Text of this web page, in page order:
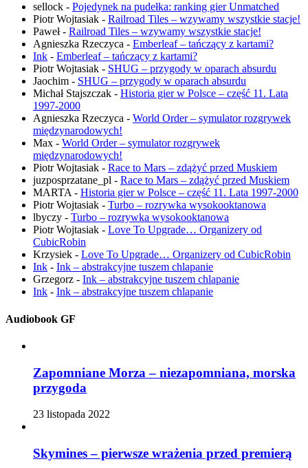
sellock - Pojedynek na pudełka: ranking gier Unmatched
Piotr Wojtasiak - Railroad Tiles – wzywamy wszystkie stacje!
Paweł- Railroad Tiles – wzywamy wszystkie stacje!
Agnieszka Rzeczyca - Emberleaf – tańczący z kartami?
Ink - Emberleaf – tańczący z kartami?
Piotr Wojtasiak - SHUG – przygody w oparach absurdu
Jaochim - SHUG – przygody w oparach absurdu
Michał Stajszczak - Historia gier w Polsce – część 11. Lata
1997-2000
Agnieszka Rzeczyca - World Order – symulator rozgrywek
międzynarodowych!
Max - World Order – symulator rozgrywek
międzynarodowych!
Piotr Wojtasiak - Race to Mars – zdążyć przed Muskiem
juzposprzatane_pl - Race to Mars – zdążyć przed Muskiem
MARTA - Historia gier w Polsce – część 11. Lata 1997-2000
Piotr Wojtasiak - Turbo – rozrywka wysokooktanowa
lbyczy - Turbo – rozrywka wysokooktanowa
Piotr Wojtasiak - Love To Upgrade… Organizery od
CubicRobin
Krzysiek - Love To Upgrade… Organizery od CubicRobin
Ink - Ink – abstrakcyjne tuszem chlapanie
Grzegorz - Ink – abstrakcyjne tuszem chlapanie
Ink - Ink – abstrakcyjne tuszem chlapanie
Audiobook GF
Zapomniane Morza – niezapomniana, morska
przygoda
23 listopada 2022
Skymines – pierwsze wrażenia przed premierą